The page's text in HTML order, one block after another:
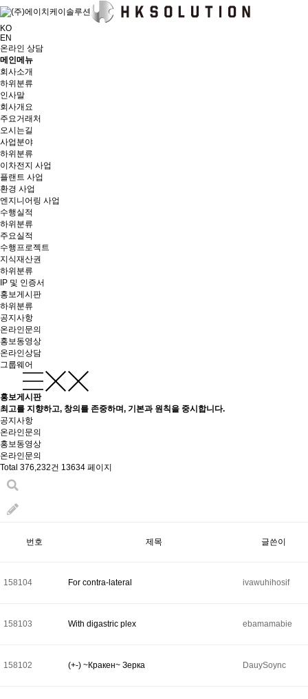
KO
EN
온라인 상담
메인메뉴
회사소개
하위분류
인사말
회사개요
주요거래처
오시는길
사업분야
하위분류
이차전지 사업
플랜트 사업
환경 사업
엔지니어링 사업
수행실적
하위분류
주요실적
수행프로젝트
지식재산권
하위분류
IP 및 인증서
홍보게시판
하위분류
공지사항
온라인문의
홍보동영상
온라인상담
그룹웨어
홍보게시판
최고를 지향하고, 창의를 존중하며, 기본과 원칙을 중시합니다.
공지사항
온라인문의
홍보동영상
온라인문의
Total 376,232건 13634 페이지
번호 제목 글쓴이
158104 For contra-lateral ivawuhihosif
158103 With digastric plex ebamamabie
158102 (+-) ~Кракен~ Зерка DauySoync